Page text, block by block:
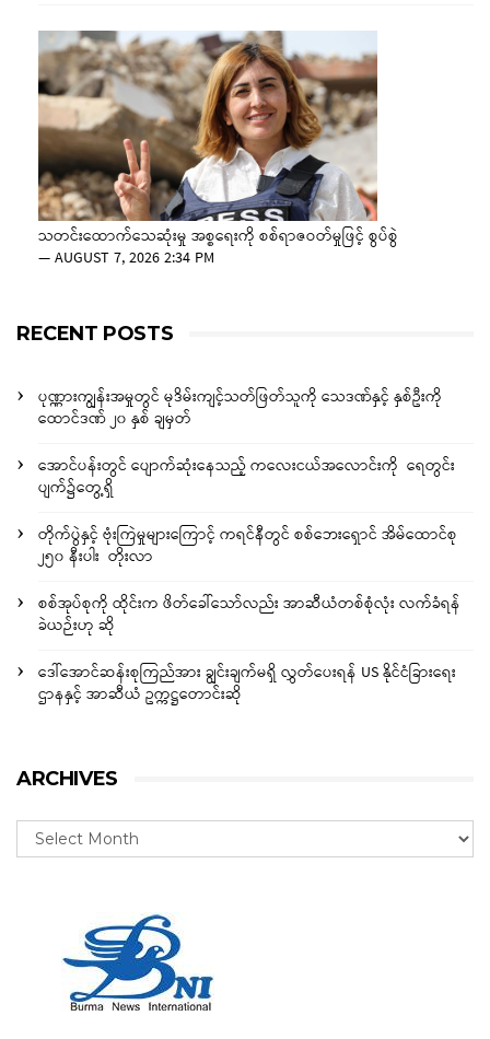
သတင်းထောက်သေဆုံးမှု အစ္စရေးကို စစ်ရာဇဝတ်မှုဖြင့် စွပ်စွဲ
—AUGUST 7, 2026 2:34 PM
RECENT POSTS
ပုဏ္ဏားကျွန်းအမှုတွင် မုဒိမ်းကျင့်သတ်ဖြတ်သူကို သေဒဏ်နှင့် နှစ်ဦးကို
ထောင်ဒဏ် ၂၀ နှစ် ချမှတ်
အောင်ပန်းတွင် ပျောက်ဆုံးနေသည့် ကလေးငယ်အလောင်းကို ရေတွင်း
ပျက်၌တွေ့ရှိ
တိုက်ပွဲနှင့် ဗုံးကြဲမှုများကြောင့် ကရင်နီတွင် စစ်ဘေးရှောင် အိမ်ထောင်စု
၂၅၀ နီးပါး တိုးလာ
စစ်အုပ်စုကို ထိုင်းက ဖိတ်ခေါ်သော်လည်း အာဆီယံတစ်စုံလုံး လက်ခံရန်
ခဲယဉ်းဟု ဆို
ဒေါ်အောင်ဆန်းစုကြည်အား ချွင်းချက်မရှိ လွှတ်ပေးရန် US နိုင်ငံခြားရေး
ဌာနနှင့် အာဆီယံ ဥက္ကဋ္ဌတောင်းဆို
ARCHIVES